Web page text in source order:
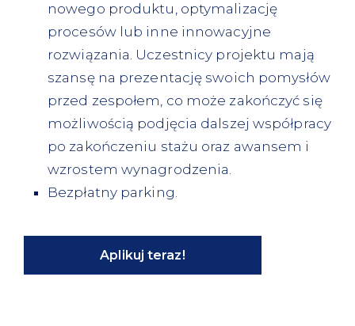
nowego produktu, optymalizację
procesów lub inne innowacyjne
rozwiązania. Uczestnicy projektu mają
szansę na prezentację swoich pomysłów
przed zespołem, co może zakończyć się
możliwością podjęcia dalszej współpracy
po zakończeniu stażu oraz awansem i
wzrostem wynagrodzenia.
Bezpłatny parking.
Aplikuj teraz!